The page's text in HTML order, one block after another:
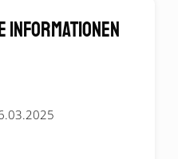
Informationen